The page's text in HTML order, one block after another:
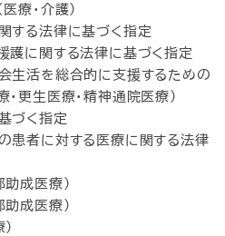
療・介護）
する法律に基づく指定
護に関する法律に基づく指定
生活を総合的に支援するための
更生医療・精神通院医療）
づく指定
患者に対する医療に関する法律
助成医療）
助成医療）